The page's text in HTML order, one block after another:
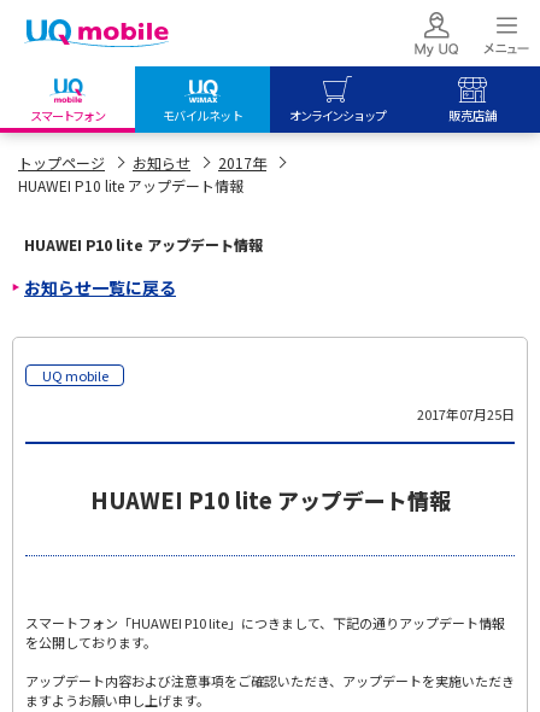
スマートフォン モバイルネット オンラインショップ 販売店舗
my UQ WiMAX
UQ WiMAX ご契約の方
My UQ mobile
データチャージサイト
UQ mobile
オンラインショップ
UQ WiMAX
UQ mobile
販売店舗
UQ WiMAX
トップページ お知らせ
2017年
HUAWEI P10 lite アップデート情報
HUAWEI P10 lite アップデート情報
お知らせ一覧に戻る
UQ mobile
2017年07月25日
HUAWEI P10 lite アップデート情報
スマートフォン「HUAWEI P10 lite」につきまして、下記の通りアップデート情報
を公開しております。
アップデート内容および注意事項をご確認いただき、アップデートを実施いただき
ますようお願い申し上げます。